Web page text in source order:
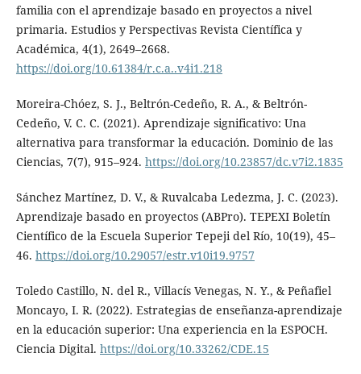
familia con el aprendizaje basado en proyectos a nivel
primaria. Estudios y Perspectivas Revista Científica y
Académica, 4(1), 2649–2668.
https://doi.org/10.61384/r.c.a..v4i1.218
Moreira-Chóez, S. J., Beltrón-Cedeño, R. A., & Beltrón-
Cedeño, V. C. C. (2021). Aprendizaje significativo: Una
alternativa para transformar la educación. Dominio de las
Ciencias, 7(7), 915–924. https://doi.org/10.23857/dc.v7i2.1835
Sánchez Martínez, D. V., & Ruvalcaba Ledezma, J. C. (2023).
Aprendizaje basado en proyectos (ABPro). TEPEXI Boletín
Científico de la Escuela Superior Tepeji del Río, 10(19), 45–
46. https://doi.org/10.29057/estr.v10i19.9757
Toledo Castillo, N. del R., Villacís Venegas, N. Y., & Peñafiel
Moncayo, I. R. (2022). Estrategias de enseñanza-aprendizaje
en la educación superior: Una experiencia en la ESPOCH.
Ciencia Digital. https://doi.org/10.33262/CDE.15